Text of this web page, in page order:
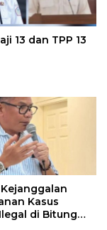
13 dan TPP 13
Kasus
di Bitung